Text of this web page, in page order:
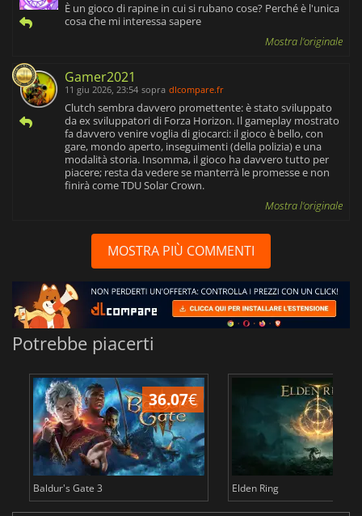
È un gioco di rapine in cui si rubano cose? Perché è l'unica
cosa che mi interessa sapere
Mostra l'originale
Gamer2021
11 giu 2026, 23:54 sopra dlcompare.fr
Clutch sembra davvero promettente: è stato sviluppato
da ex sviluppatori di Forza Horizon. Il gameplay mostrato
fa davvero venire voglia di giocarci: il gioco è bello, con
gare, mondo aperto, inseguimenti (della polizia) e una
modalità storia. Insomma, il gioco ha davvero tutto per
piacere; resta da vedere se manterrà le promesse e non
finirà come TDU Solar Crown.
Mostra l'originale
MOSTRA PIÙ COMMENTI
Potrebbe piacerti
36.07€
Baldur's Gate 3 Elden Ring